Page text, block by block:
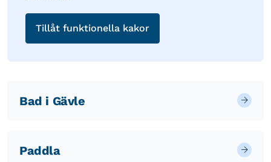
Tillåt funktionella kakor
Bad i Gävle
Paddla